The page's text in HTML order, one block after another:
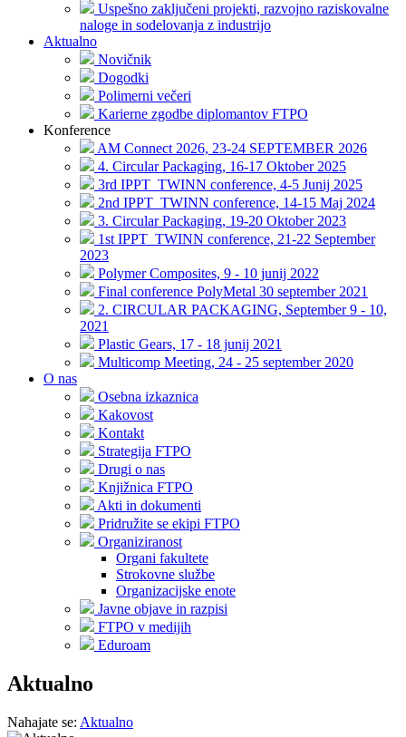
Uspešno zaključeni projekti, razvojno raziskovalne
naloge in sodelovanja z industrijo
Aktualno
Novičnik
Dogodki
Polimerni večeri
Karierne zgodbe diplomantov FTPO
Konference
AM Connect 2026, 23-24 SEPTEMBER 2026
4. Circular Packaging, 16-17 Oktober 2025
3rd IPPT_TWINN conference, 4-5 Junij 2025
2nd IPPT_TWINN conference, 14-15 Maj 2024
3. Circular Packaging, 19-20 Oktober 2023
1st IPPT_TWINN conference, 21-22 September
2023
Polymer Composites, 9 - 10 junij 2022
Final conference PolyMetal 30 september 2021
2. CIRCULAR PACKAGING, September 9 - 10,
2021
Plastic Gears, 17 - 18 junij 2021
Multicomp Meeting, 24 - 25 september 2020
O nas
Osebna izkaznica
Kakovost
Kontakt
Strategija FTPO
Drugi o nas
Knjižnica FTPO
Akti in dokumenti
Pridružite se ekipi FTPO
Organiziranost
Organi fakultete
Strokovne službe
Organizacijske enote
Javne objave in razpisi
FTPO v medijih
Eduroam
Aktualno
Nahajate se: Aktualno